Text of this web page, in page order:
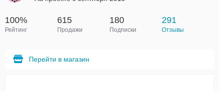
100%
Рейтинг
615
Продажи
180
Подписки
291
Отзывы
Перейти в магазин